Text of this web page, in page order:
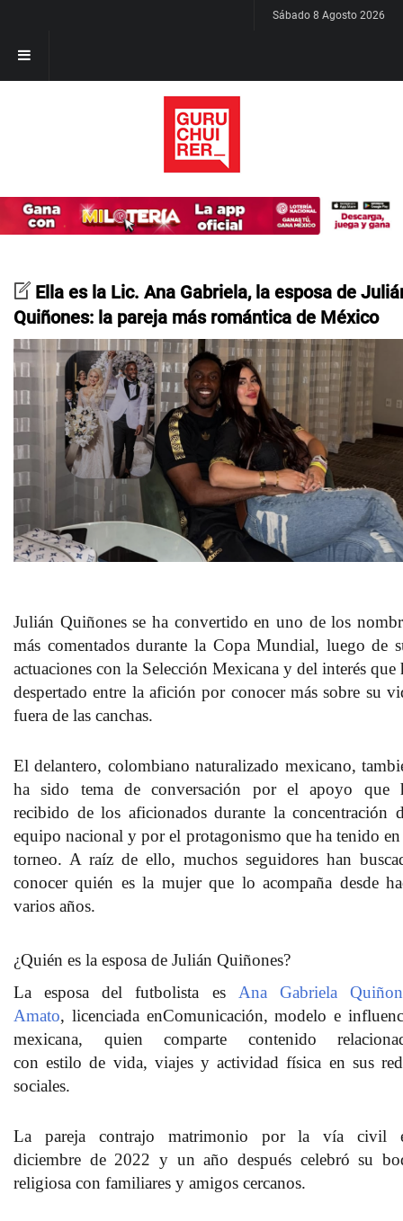
Sábado 8 Agosto 2026
Ella es la Lic. Ana Gabriela, la esposa de
Quiñones: la pareja más romántica de México
Julián Quiñonesse ha convertido en uno de los
más comentadosdurante la Copa Mundial, luego de
actuaciones con la Selección Mexicana y del interés que
despertado entre la afición por conocer más sobre su
fuera de las canchas.
El delantero, colombiano naturalizado mexicano,
ha sido tema de conversación por el apoyo que
recibido de los aficionados durante la concentración
equipo nacional y por el protagonismo que ha tenido
torneo. A raíz de ello, muchos seguidores han
conocer quién es la mujer que lo acompaña desde
varios años.
¿Quién es la esposa de Julián Quiñones?
La esposa del futbolista es
Ana Gabriela
Amato, licenciada enComunicación, modelo e
mexicana, quien comparte contenido
con estilo de vida, viajes y actividad física en sus
sociales.
La pareja contrajo matrimonio por la vía civil
diciembre de 2022 y un año después celebró su
religiosa con familiares y amigos cercanos.